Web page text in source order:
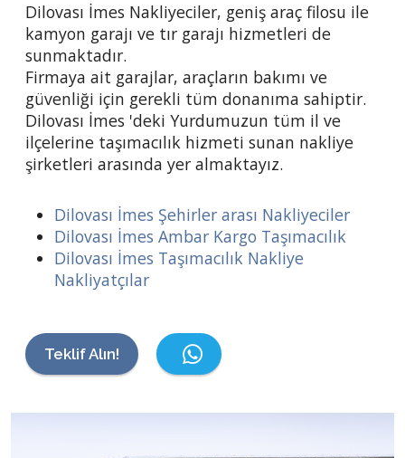
Dilovası İmes Nakliyeciler, geniş araç filosu ile
kamyon garajı ve tır garajı hizmetleri de
sunmaktadır.
Firmaya ait garajlar, araçların bakımı ve
güvenliği için gerekli tüm donanıma sahiptir.
Dilovası İmes 'deki Yurdumuzun tüm il ve
ilçelerine taşımacılık hizmeti sunan nakliye
şirketleri arasında yer almaktayız.
Dilovası İmes Şehirler arası Nakliyeciler
Dilovası İmes Ambar Kargo Taşımacılık
Dilovası İmes Taşımacılık Nakliye
Nakliyatçılar
Teklif Alın!